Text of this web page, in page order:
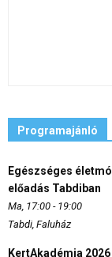
Programajánló
Egészséges
előadás Tabdiban
Ma, 17:00 - 19:00
Tabdi, Faluház
KertAkadémia 2026